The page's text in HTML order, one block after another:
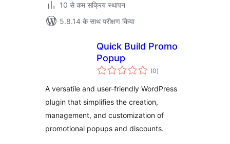
10 से कम सक्रिय स्थापन
5.8.14 के साथ परीक्षण किया
Quick Build Promo
Popup
(0कुल
दर)
A versatile and user-friendly WordPress
plugin that simplifies the creation,
management, and customization of
promotional popups and discounts.